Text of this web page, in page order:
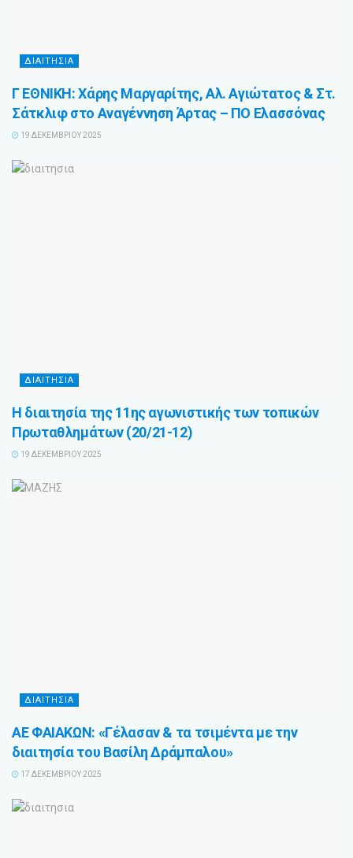
ΔΙΑΙΤΗΣΙΑ
Γ ΕΘΝΙΚΗ: Χάρης Μαργαρίτης, Αλ. Αγιώτατος & Στ.
Σάτκλιφ στο Αναγέννηση Άρτας – ΠΟ Ελασσόνας
19 ΔΕΚΕΜΒΡΊΟΥ 2025
ΔΙΑΙΤΗΣΙΑ
Η διαιτησία της 11ης αγωνιστικής των τοπικών
Πρωταθλημάτων (20/21-12)
19 ΔΕΚΕΜΒΡΊΟΥ 2025
ΔΙΑΙΤΗΣΙΑ
ΑΕ ΦΑΙΑΚΩΝ: «Γέλασαν & τα τσιμέντα με την
διαιτησία του Βασίλη Δράμπαλου»
17 ΔΕΚΕΜΒΡΊΟΥ 2025